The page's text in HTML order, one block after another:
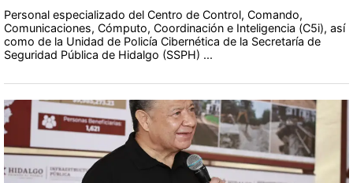
Personal especializado del Centro de Control, Comando,
Comunicaciones, Cómputo, Coordinación e Inteligencia (C5i), así
como de la Unidad de Policía Cibernética de la Secretaría de
Seguridad Pública de Hidalgo (SSPH) ...